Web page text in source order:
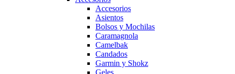
Accesorios
Asientos
Bolsos y Mochilas
Caramagnola
Camelbak
Candados
Garmin y Shokz
Geles